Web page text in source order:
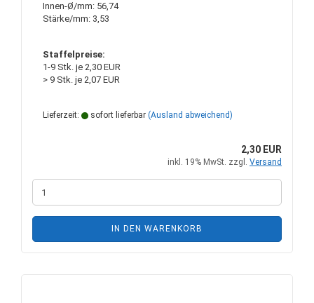
Innen-Ø/mm: 56,74
Stärke/mm: 3,53
Staffelpreise:
1-9 Stk. je 2,30 EUR
> 9 Stk. je 2,07 EUR
Lieferzeit: sofort lieferbar (Ausland abweichend)
2,30 EUR
inkl. 19% MwSt. zzgl. Versand
IN DEN WARENKORB